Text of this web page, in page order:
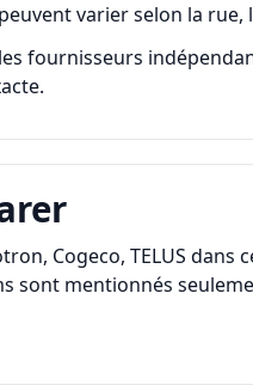
varier selon la rue,
fournisseurs
Cogeco, TELUS
sont mentionnés